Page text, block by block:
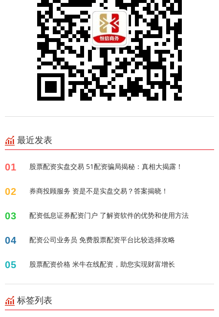
最近发表
01 股票配资实盘交易 51配资骗局揭秘：真相大揭露！
02 券商投顾服务 资是不是实盘交易？答案揭晓！
03 配资低息证券配资门户 了解资软件的优势和使用方法
04 配资公司业务员 免费股票配资平台比较选择攻略
05 股票配资价格 米牛在线配资，助您实现财富增长
标签列表